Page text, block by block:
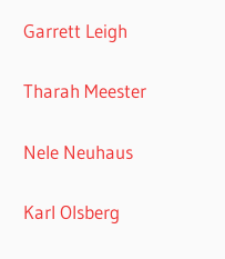
Garrett Leigh
Tharah Meester
Nele Neuhaus
Karl Olsberg